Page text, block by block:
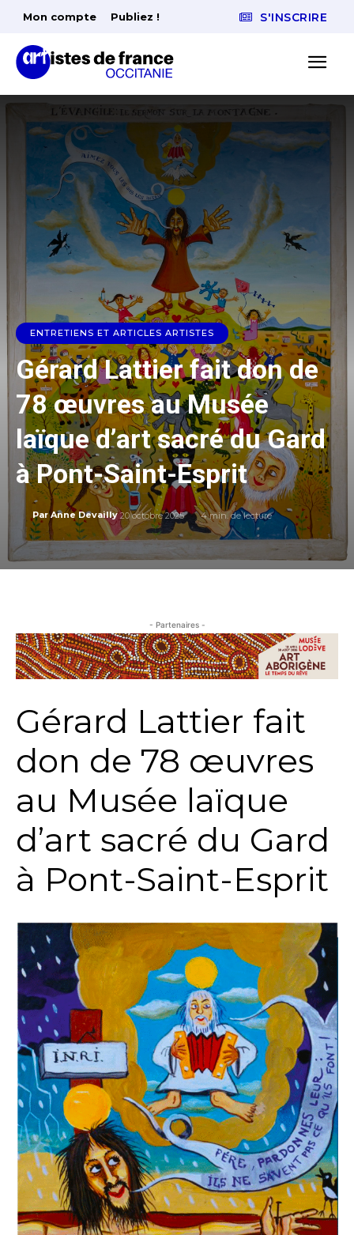
Mon compte Publiez ! S'INSCRIRE
ENTRETIENS ET ARTICLES ARTISTES
Gérard Lattier fait don de
78 œuvres au Musée
laïque d’art sacré du Gard
à Pont-Saint-Esprit
Par Anne Devailly 20 octobre 2025 4min. de lecture
- Partenaires -
Gérard Lattier fait
don de 78 œuvres
au Musée laïque
d’art sacré du Gard
à Pont-Saint-Esprit